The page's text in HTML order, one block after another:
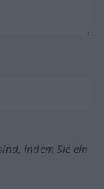
indem Sie ein